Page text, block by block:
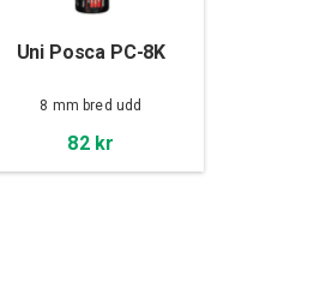
Uni Posca PC-8K
8 mm bred udd
82 kr